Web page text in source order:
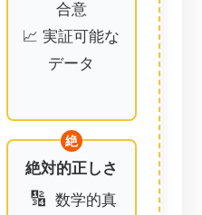
合意
📈 実証可能な
データ
絶対的正しさ
🔢 数学的真